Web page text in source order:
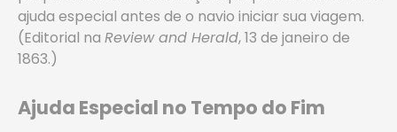
ajuda especial antes de o navio iniciar sua viagem.
(Editorial na Review and Herald, 13 de janeiro de
1863.)
Ajuda Especial no Tempo do Fim